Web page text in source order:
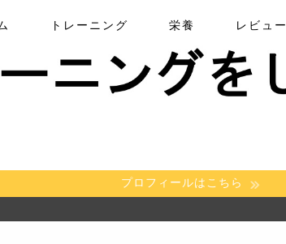
トレーニング 栄養 レビュー
プロフィールはこちら